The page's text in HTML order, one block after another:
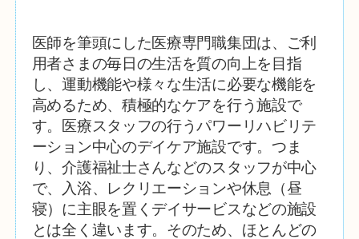
医師を筆頭にした医療専門職集団は、ご利
用者さまの毎日の生活を質の向上を目指
し、運動機能や様々な生活に必要な機能を
高めるため、積極的なケアを行う施設で
す。医療スタッフの行うパワーリハビリテ
ーション中心のデイケア施設です。つま
り、介護福祉士さんなどのスタッフが中心
で、入浴、
レクリエーションや休息（昼
寝）に主眼を置くデイサービスなどの施設
とは全く違います。そのため、ほとんどの